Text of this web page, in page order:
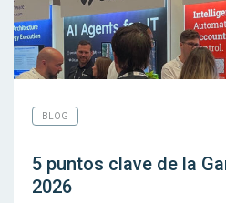
BLOG
5 puntos clave de la
2026